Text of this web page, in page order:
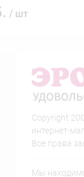
/ шт
Copyright
интернет-
Все права
Мы